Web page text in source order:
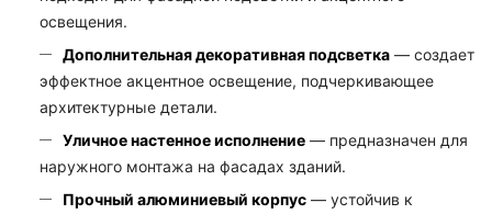
освещения.
Дополнительная декоративная подсветка — создает
эффектное акцентное освещение, подчеркивающее
архитектурные детали.
Уличное настенное исполнение — предназначен для
наружного монтажа на фасадах зданий.
Прочный алюминиевый корпус — устойчив к